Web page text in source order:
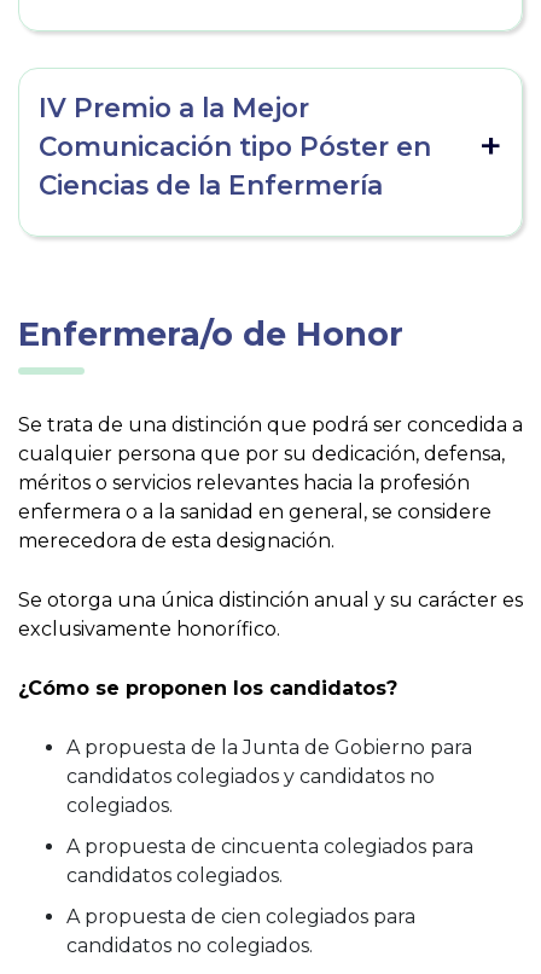
IV Premio a la Mejor
Comunicación tipo Póster en
Ciencias de la Enfermería
Enfermera/o de Honor
Se trata de una distinción que podrá ser concedida a
cualquier persona que por su dedicación, defensa,
méritos o servicios relevantes hacia la profesión
enfermera o a la sanidad en general, se considere
merecedora de esta designación.
Se otorga una única distinción anual y su carácter es
exclusivamente honorífico.
¿Cómo se proponen los candidatos?
A propuesta de la Junta de Gobierno para
candidatos colegiados y candidatos no
colegiados.
A propuesta de cincuenta colegiados para
candidatos colegiados.
A propuesta de cien colegiados para
candidatos no colegiados.